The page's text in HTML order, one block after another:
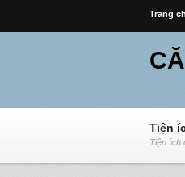
Trang
Tiện
Tiện ích